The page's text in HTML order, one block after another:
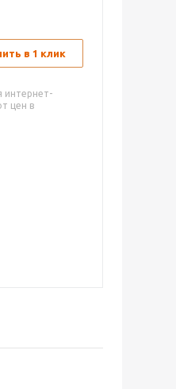
в 1 клик
интернет-
цен в